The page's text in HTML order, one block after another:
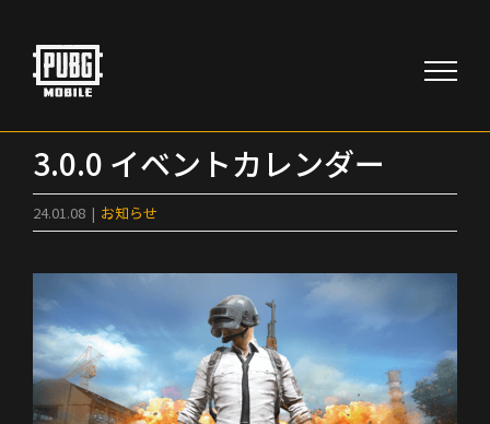
content
3.0.0 イベントカレンダー
24.01.08 | お知らせ